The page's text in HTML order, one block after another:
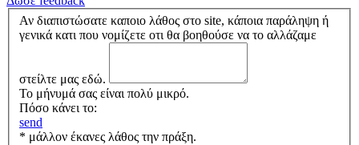
Αν διαπιστώσατε καποιο λάθος στο site, κάποια παράληψη ή
γενικά κατι που νομίζετε οτι θα βοηθούσε να το αλλάζαμε
στείλτε μας εδώ.
Το μήνυμά σας είναι πολύ μικρό.
Πόσο κάνει το:
send
* μάλλον έκανες λάθος την πράξη.